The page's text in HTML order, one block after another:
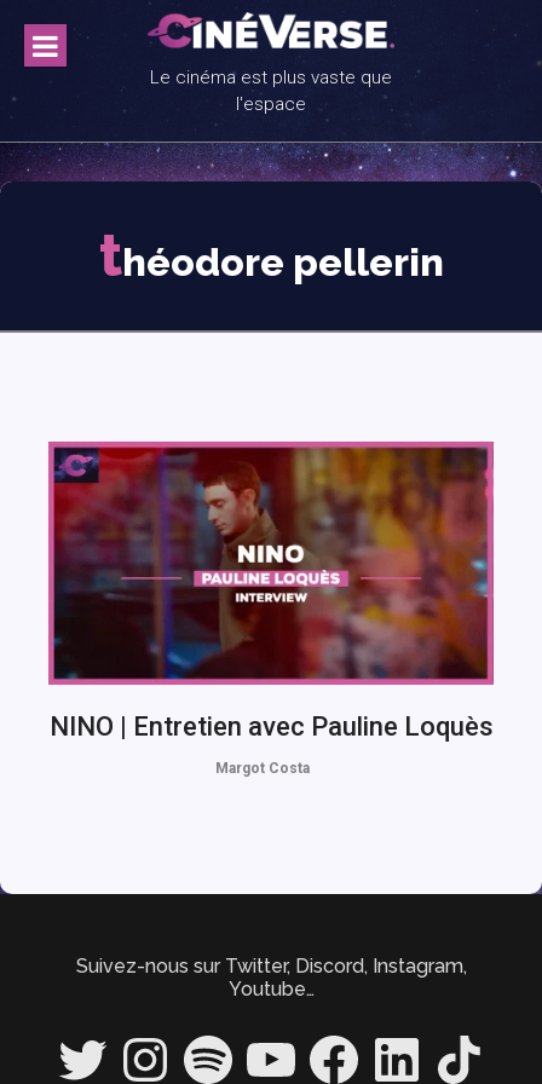
content
Le cinéma est plus vaste que
l'espace
théodore pellerin
NINO | Entretien avec Pauline Loquès
Margot Costa
Suivez-nous sur Twitter, Discord, Instagram,
Youtube…
Twitter InstagramSpotify YouTube FacebookLinkedIn TikTok